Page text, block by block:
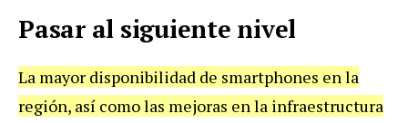
Pasar al siguiente nivel
La mayor disponibilidad de smartphones en la
región, así como las mejoras en la infraestructura